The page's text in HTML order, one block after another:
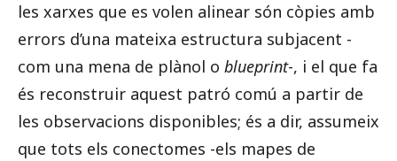
les xarxes que es volen alinear són còpies amb
errors d’una mateixa estructura subjacent -
com una mena de plànol o blueprint-, i el que fa
és reconstruir aquest patró comú a partir de
les observacions disponibles; és a dir, assumeix
que tots els conectomes -els mapes de